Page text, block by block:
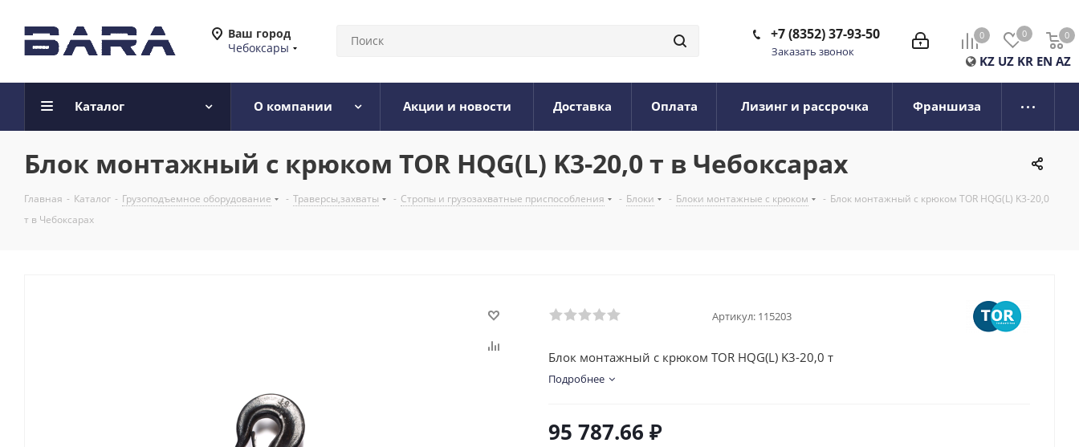
Ваш город
Чебоксары
0 0 0
0
KZ UZ KR EN AZ
+7 (8352) 37-93-50
Заказать звонок
Каталог О компании Акции и новости Доставка Оплата Лизинг и рассрочка Франшиза
Блок монтажный с крюком TOR HQG(L) K3-20,0 т в Чебоксарах
Главная - Каталог - Грузоподъемное оборудование - Траверсы,захваты - Стропы и грузозахватные приспособления - Блоки - Блоки монтажные с крюком - Блок монтажный с крюком TOR HQG(L) K3-20,0
т в Чебоксарах
Артикул: 115203
Блок монтажный с крюком TOR HQG(L) K3-20,0 т
Подробнее
95 787.66 ₽